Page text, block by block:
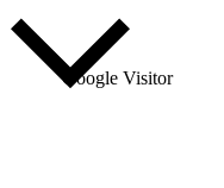
Google Visitor